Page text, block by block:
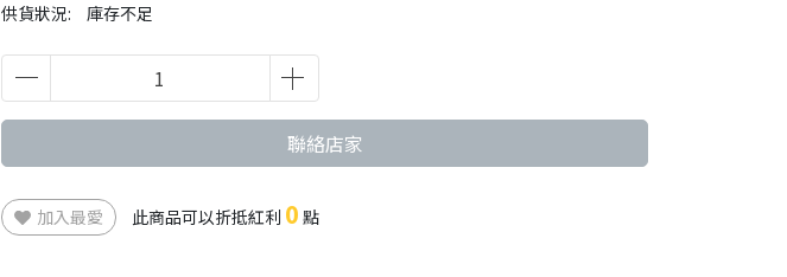
供貨狀況: 庫存不足
聯絡店家
加入最愛 此商品可以折抵紅利 0 點